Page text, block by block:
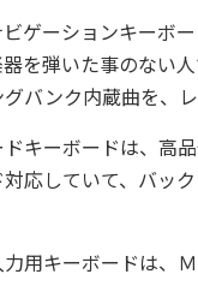
ゲーションキーボ
を弾いた事のない
バンク内蔵曲を、
キーボードは、高
対応していて、バッ
用キーボードは、